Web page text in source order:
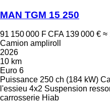
MAN TGM 15 250
91 150 000 F CFA 139 000 € ≈
Camion ampliroll
2026
10 km
Euro 6
Puissance 250 ch (184 kW)
l'essieu 4x2 Suspension
carrosserie Hiab